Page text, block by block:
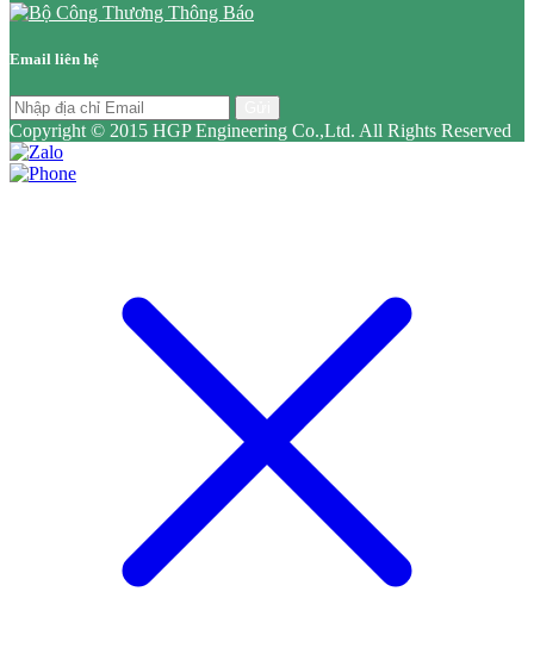
Email liên hệ
Copyright © 2015 HGP Engineering Co.,Ltd. All Rights Reserved